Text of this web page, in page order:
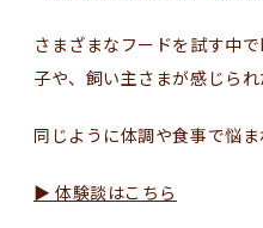
さまざまなフードを試す中
子や、飼い主さまが感じら
同じように体調や食事で悩
▶ 体験談はこちら